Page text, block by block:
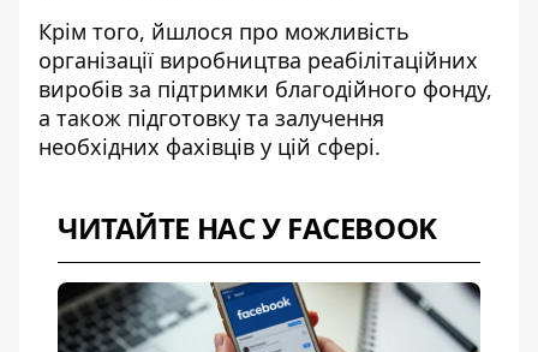
Крім того, йшлося про можливість
організації виробництва реабілітаційних
виробів за підтримки благодійного фонду,
а також підготовку та залучення
необхідних фахівців у цій сфері.
ЧИТАЙТЕ НАС У FACEBOOK